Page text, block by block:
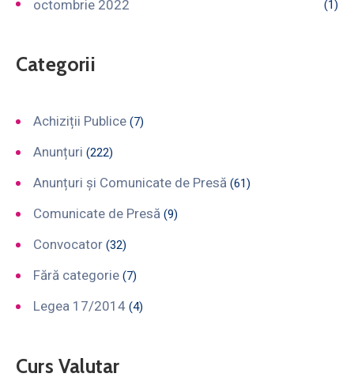
octombrie 2022 (1)
Categorii
Achiziții Publice (7)
Anunțuri (222)
Anunțuri și Comunicate de Presă (61)
Comunicate de Presă (9)
Convocator (32)
Fără categorie (7)
Legea 17/2014 (4)
Curs Valutar